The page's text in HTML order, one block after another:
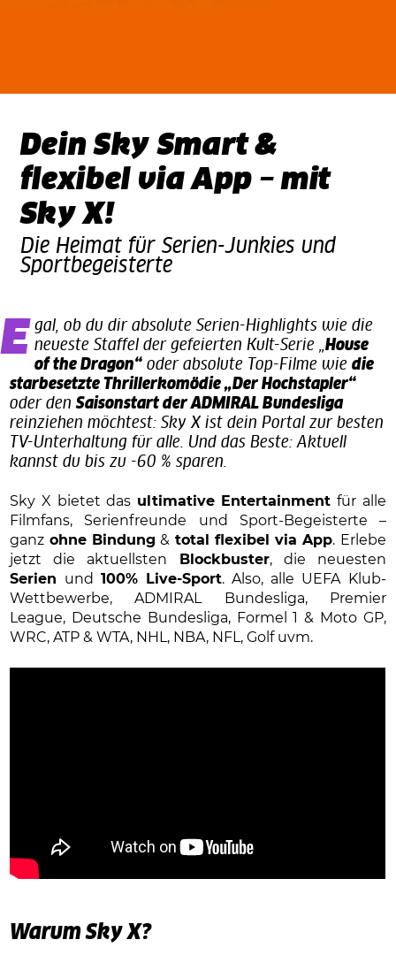
Dein Sky Smart &
flexibel via App – mit
Sky X!
Die Heimat für Serien-Junkies und
Sportbegeisterte
Egal, ob du dir absolute Serien-Highlights wie die neueste Staffel der gefeierten Kult-Serie „House
of the Dragon“ oder absolute Top-Filme wie die
starbesetzte Thrillerkomödie „Der Hochstapler“
oder denSaisonstart der ADMIRAL Bundesliga
reinziehen möchtest: Sky X ist dein Portal zur besten
TV-Unterhaltung für alle. Und das Beste: Aktuell
kannst du bis zu -60 % sparen.
Sky X bietet das ultimative Entertainment für alle
Filmfans, Serienfreunde und Sport-Begeisterte –
ganz ohne Bindung & total flexibel via App. Erlebe
jetzt die aktuellsten
Blockbuster, die neuesten
Serien und 100% Live-Sport. Also, alle UEFA Klub-
Wettbewerbe, ADMIRAL Bundesliga, Premier
League, Deutsche Bundesliga, Formel 1 & Moto GP,
WRC, ATP & WTA, NHL, NBA, NFL, Golf uvm.
Warum Sky X?